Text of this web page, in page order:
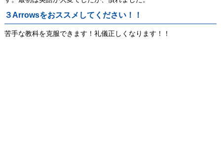
３Arrowsをおススメしてください！！
苦手な教科を克服できます！礼儀正しくなります！！